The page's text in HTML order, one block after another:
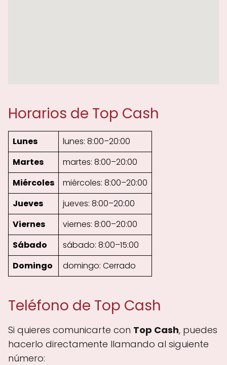
Horarios de Top Cash
Lunes
lunes: 8:00–20:00
Martes
martes: 8:00–20:00
Miércoles
miércoles: 8:00–20:00
Jueves
jueves: 8:00–20:00
Viernes
viernes: 8:00–20:00
Sábado
sábado: 8:00–15:00
Domingo
domingo: Cerrado
Teléfono de Top Cash
Si quieres comunicarte con Top Cash, puedes
hacerlo directamente llamando al siguiente
número: